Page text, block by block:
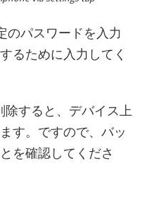
のパスワードを入力
るために入力してく
すると、デバイス上
す。ですので、バッ
を確認してくださ